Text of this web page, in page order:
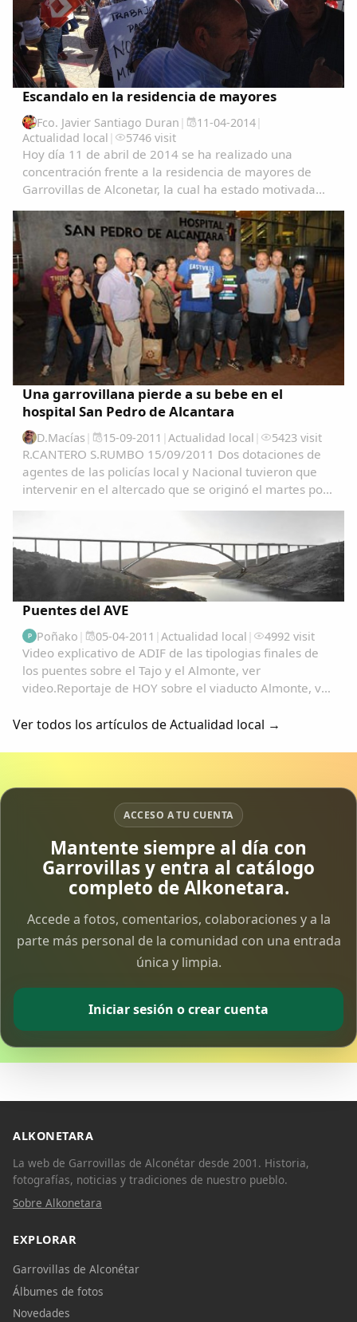
Escandalo en la residencia de mayores
Fco. Javier Santiago Duran | 11-04-2014|
Actualidad local | 5746 visit
Hoy día 11 de abril de 2014 se ha realizado una
concentración frente a la residencia de mayores de
Garrovillas de Alconetar, la cual ha estado motivada
despido, a todas luces improcedente, de...
Una garrovillana pierde a su bebe en el
hospital San Pedro de Alcantara
D.Macías | 15-09-2011 | Actualidad local | 5423 visit
R.CANTERO S.RUMBO 15/09/2011 Dos dotaciones de
agentes de las policías local y Nacional tuvieron que
intervenir en el altercado que se originó el martes por
Puentes del AVE
P Poñako | 05-04-2011 | Actualidad local | 4992 visit
Video explicativo de ADIF de las tipologias finales de
los puentes sobre el Tajo y el Almonte, ver
video.Reportaje de HOY sobre el viaducto Almonte, ver
sobre google earth....
Ver todos los artículos de Actualidad local →
ACCESO A TU CUENTA
Mantente siempre al día con
Garrovillas y entra al catálogo
completo de Alkonetara.
Accede a fotos, comentarios, colaboraciones y a la
parte más personal de la comunidad con una entrada
única y limpia.
Iniciar sesión o crear cuenta
Comparte
Compartir en Facebook
Compartir en Twitter
Copiar enlace
ALKONETARA
La web de Garrovillas de Alconétar desde 2001. Historia,
fotografías, noticias y tradiciones de nuestro pueblo.
Sobre Alkonetara
EXPLORAR
Garrovillas de Alconétar
Álbumes de fotos
Novedades